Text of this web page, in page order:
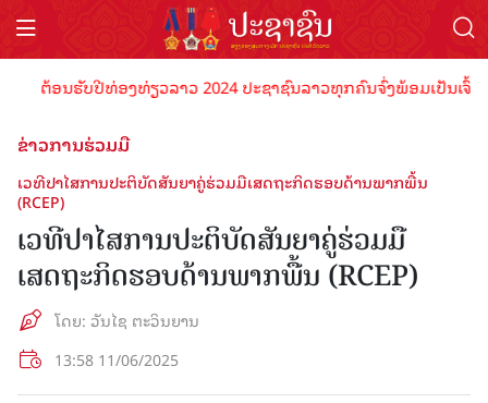
ອນຮັບປີທ່ອງທ່ຽວລາວ 2024 ປະຊາຊົນລາວທຸກຄົນຈົ່ງພ້ອມເປັນເຈົ້າພາ
ຂ່າວການຮ່ວມມື
ເວທີປາໄສການປະຕິບັດສັນຍາຄູ່ຮ່ວມມືເສດຖະກິດຮອບດ້ານພາກພື້ນ
(RCEP)
ເວທີປາໄສການປະຕິບັດສັນຍາຄູ່ຮ່ວມມື
ເສດຖະກິດຮອບດ້ານພາກພື້ນ (RCEP)
ໂດຍ: ວັນໄຊ ຕະວິນຍານ
13:58 11/06/2025